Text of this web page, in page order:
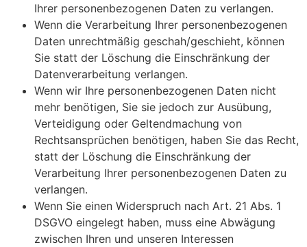
Ihrer personenbezogenen Daten zu verlangen.
Wenn die Verarbeitung Ihrer personenbezogenen
Daten unrechtmäßig geschah/geschieht, können
Sie statt der Löschung die Einschränkung der
Datenverarbeitung verlangen.
Wenn wir Ihre personenbezogenen Daten nicht
mehr benötigen, Sie sie jedoch zur Ausübung,
Verteidigung oder Geltendmachung von
Rechtsansprüchen benötigen, haben Sie das Recht,
statt der Löschung die Einschränkung der
Verarbeitung Ihrer personenbezogenen Daten zu
verlangen.
Wenn Sie einen Widerspruch nach Art. 21 Abs. 1
DSGVO eingelegt haben, muss eine Abwägung
zwischen Ihren und unseren Interessen